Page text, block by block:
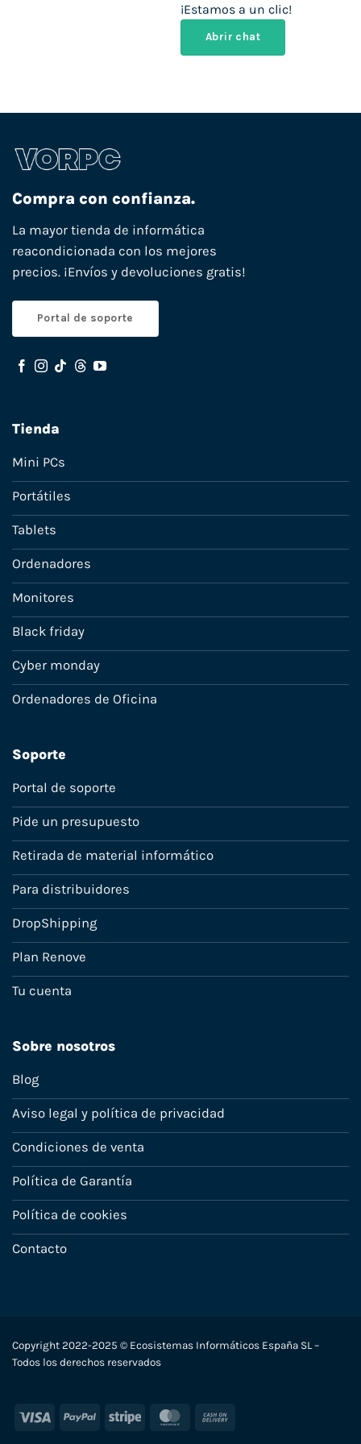
¡Estamos a un clic!
Abrir chat
Compra con confianza.
La mayor tienda de informática
reacondicionada con los mejores
precios. ¡Envíos y devoluciones gratis!
Portal de soporte
Tienda
Mini PCs
Portátiles
Tablets
Ordenadores
Monitores
Black friday
Cyber monday
Ordenadores de Oficina
Soporte
Portal de soporte
Pide un presupuesto
Retirada de material informático
Para distribuidores
DropShipping
Plan Renove
Tu cuenta
Sobre nosotros
Blog
Aviso legal y política de privacidad
Condiciones de venta
Política de Garantía
Política de cookies
Contacto
Copyright 2022-2025 © Ecosistemas Informáticos España SL –
Todos los derechos reservados
Visa PayPal Stripe MasterCard